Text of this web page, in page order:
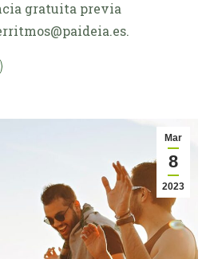
gratuita previa
Mar
8
2023